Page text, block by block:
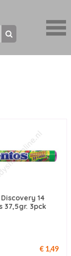
14
37,5gr. 3pck
€ 1,49